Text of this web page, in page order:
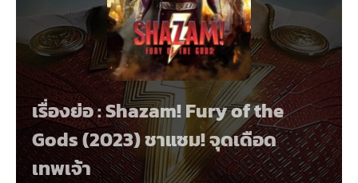
เรื่องย่อ : Shazam! Fury of the
Gods (2023) ชาแซม! จุดเดือด
เทพเจ้า